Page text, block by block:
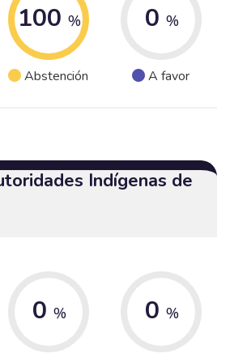
100 %
Abstención
0 %
A favor
Indígenas de
0 % 0 %